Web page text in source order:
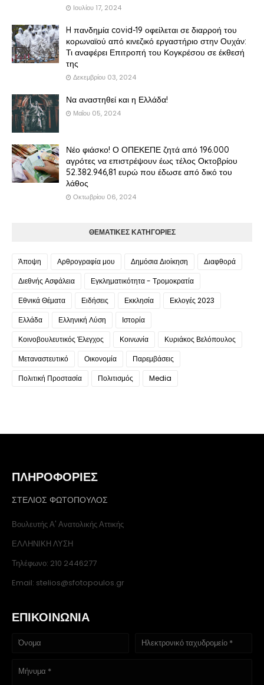
Ιουλίου 17, 2024
H πανδημία covid-19 οφείλεται σε διαρροή του
κορωναϊού από κινεζικό εργαστήριο στην Ουχάν:
Τι αναφέρει Επιτροπή του Κογκρέσου σε έκθεσή
της
Δεκεμβρίου 03, 2024
Να αναστηθεί και η Ελλάδα!
Μαΐου 05, 2024
Νέο φιάσκο! Ο ΟΠΕΚΕΠΕ ζητά από 196.000
αγρότες να επιστρέψουν έως τέλος Οκτοβρίου
52.382.946,81 ευρώ που έδωσε από δικό του
λάθος
Οκτωβρίου 06, 2024
ΘΕΜΑΤΙΚΕΣ ΚΑΤΗΓΟΡΙΕΣ
Άποψη Αρθρογραφία μου Δημόσια Διοίκηση
Διαφθορά
Διεθνής Ασφάλεια
Εγκληματικότητα - Τρομοκρατία
Εθνικά Θέματα
Ειδήσεις Εκκλησία
Εκλογές 2023
Ελλάδα
Ελληνική Λύση
Ιστορία
Κοινοβουλευτικός Έλεγχος
Κοινωνία
Κυριάκος Βελόπουλος
Μεταναστευτικό
Οικονομία
Παρεμβάσεις
Πολιτική Προστασία
Πολιτισμός Media
ΠΛΗΡΟΦΟΡΙΕΣ
ΣΤΕΛΙΟΣ ΦΩΤΟΠΟΥΛΟΣ
Βουλευτής Α' Ανατολικής Αττικής
ΕΛΛΗΝΙΚΗ ΛΥΣΗ
Τηλέφωνο: 210 2446277
Email: stelios@sfotopoulos.gr
ΕΠΙΚΟΙΝΩΝΙΑ